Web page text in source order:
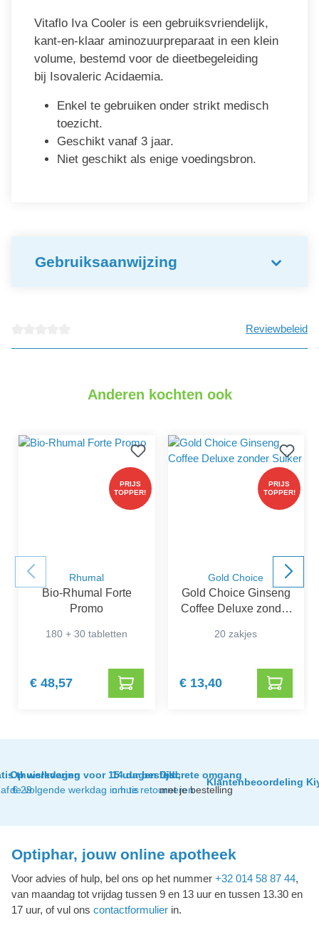
Vitaflo Iva Cooler is een gebruiksvriendelijk,
kant-en-klaar aminozuurpreparaat in een klein
volume, bestemd voor de dieetbegeleiding
bij Isovaleric Acidaemia.
Enkel te gebruiken onder strikt medisch
toezicht.
Geschikt vanaf 3 jaar.
Niet geschikt als enige voedingsbron.
Gebruiksaanwijzing
Reviewbeleid
Anderen kochten ook
PRIJS
TOPPER!
Rhumal
Bio-Rhumal Forte
Promo
180 + 30 tabletten
€ 48,57
PRIJS
TOPPER!
Gold Choice
Gold Choice Ginseng
Coffee Deluxe zonder
20 zakjes
€ 13,40
thuislevering
€ 29
Op werkdagen voor 15 uur besteld,
de volgende werkdag in huis
14 dagen tijd
om te retourneren
Discrete omgang
met je bestelling
Klantenbeoordeling
Optiphar, jouw online apotheek
Voor advies of hulp, bel ons op het nummer +32 014 58 87 44,
van maandag tot vrijdag tussen 9 en 13 uur en tussen 13.30 en
17 uur, of vul ons contactformulier in.